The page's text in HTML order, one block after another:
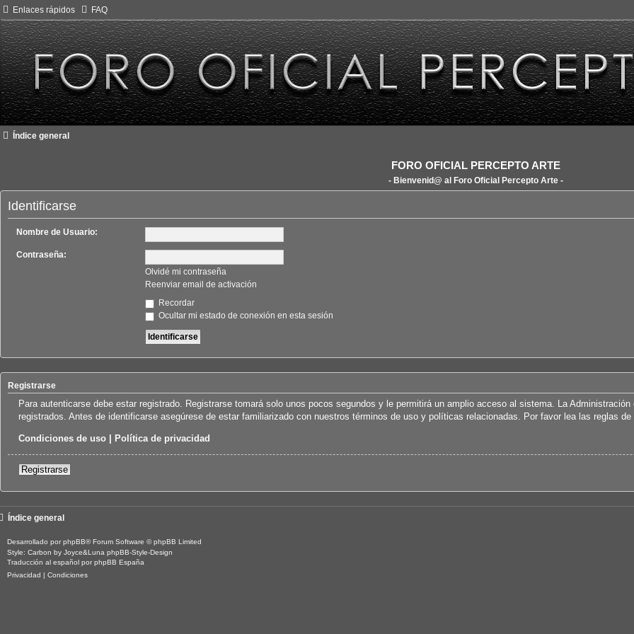
Enlaces rápidos FAQ
Índice general
FORO OFICIAL PERCEPTO ARTE
- Bienvenid@ al Foro Oficial Percepto Arte -
Identificarse
Nombre de Usuario:
Contraseña:
Olvidé mi contraseña
Reenviar email de activación
Recordar
Ocultar mi estado de conexión en esta sesión
Registrarse
Para autenticarse debe estar registrado. Registrarse tomará solo unos pocos segundos y le permitirá un amplio acceso al sistema. La
registrados. Antes de identificarse asegúrese de estar familiarizado con nuestros términos de uso y políticas relacionadas. Por favor lea las reglas
Condiciones de uso| Política de privacidad
Registrarse
Índice general
Desarrollado por phpBB® Forum Software © phpBB Limited
Style: Carbon by Joyce&Luna phpBB-Style-Design
Traducción al español por phpBB España
Privacidad
Condiciones